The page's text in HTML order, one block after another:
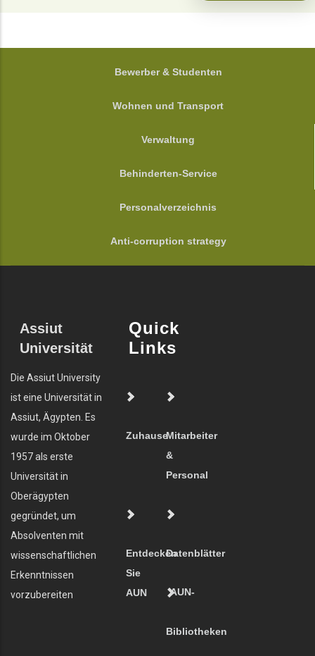
FOOTER
Bewerber & Studenten
Wohnen und Transport
Verwaltung
Behinderten-Service
Personalverzeichnis
Anti-corruption strategy
Assiut
Universität
Die Assiut University
ist eine Universität in
Assiut, Ägypten. Es
wurde im Oktober
1957 als erste
Universität in
Oberägypten
gegründet, um
Absolventen mit
wissenschaftlichen
Erkenntnissen
vorzubereiten
Quick
Links
ZuhauseMitarbeiter
&
Personal
Entdecken
Sie
AUN
Datenblätter
AUN-
Bibliotheken